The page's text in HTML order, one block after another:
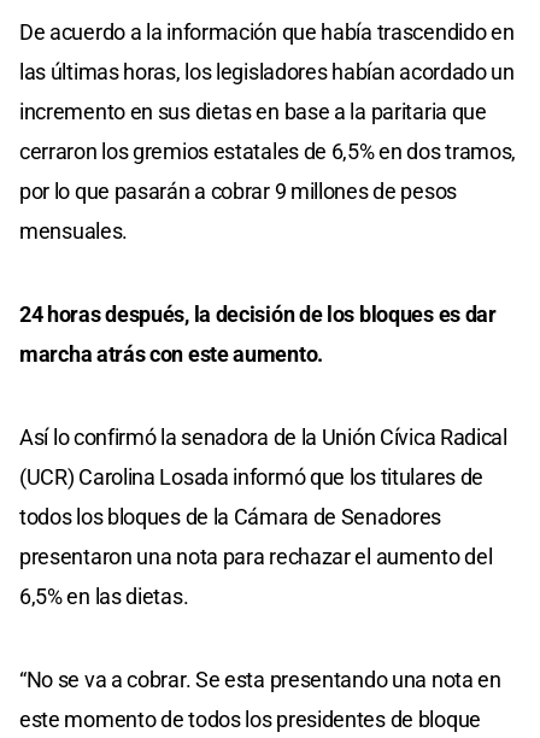
De acuerdo a la información que había trascendido en
las últimas horas, los legisladores habían acordado un
incremento en sus dietas en base a la paritaria que
cerraron los gremios estatales de 6,5% en dos tramos,
por lo que pasarán a cobrar 9 millones de pesos
mensuales.
24 horas después, la decisión de los bloques es dar
marcha atrás con este aumento.
Así lo confirmó la senadora de la Unión Cívica Radical
(UCR) Carolina Losada informó que los titulares de
todos los bloques de la Cámara de Senadores
presentaron una nota para rechazar el aumento del
6,5% en las dietas.
“No se va a cobrar. Se esta presentando una nota en
este momento de todos los presidentes de bloque